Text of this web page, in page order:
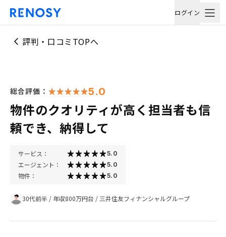
ログイン
評判・口コミTOPへ
総合評価： 5.0
物件のクオリティが高く担当者も信
頼でき、納得して
サービス： 5.0
エージェント： 5.0
物件： 5.0
30代前半 / 年収800万円台 / 三井住友フィナンシャルグループ